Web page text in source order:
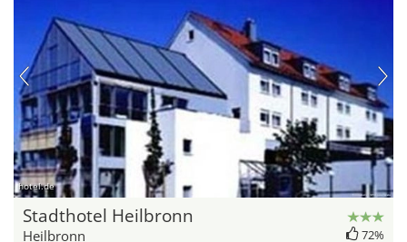
hotel.de
Stadthotel Heilbronn
Heilbronn 72%